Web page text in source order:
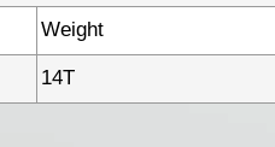
Weight
14T